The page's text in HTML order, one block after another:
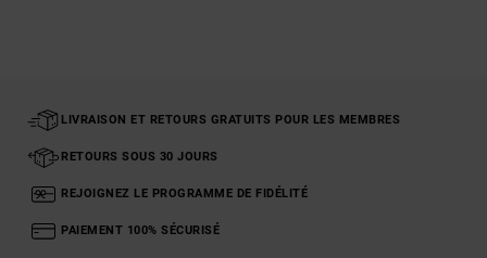
LIVRAISON ET RETOURS GRATUITS POUR LES MEMBRES
RETOURS SOUS 30 JOURS
REJOIGNEZ LE PROGRAMME DE FIDÉLITÉ
PAIEMENT 100% SÉCURISÉ